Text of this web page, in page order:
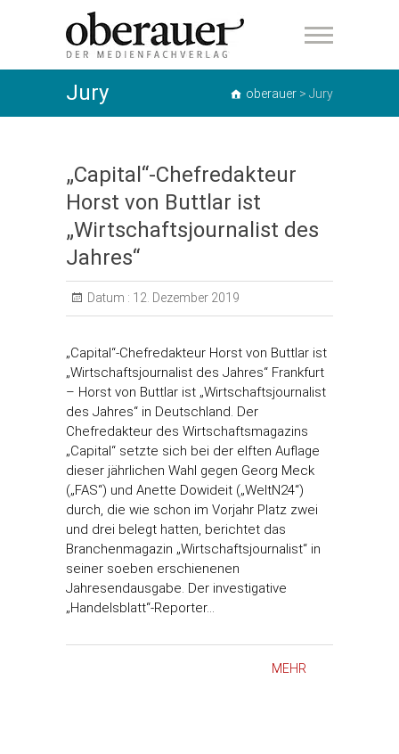
oberauer
Jury oberauer > Jury
„Capital“-Chefredakteur
Horst von Buttlar ist
„Wirtschaftsjournalist des
Jahres“
Datum : 12. Dezember 2019
„Capital“-Chefredakteur Horst von Buttlar ist
„Wirtschaftsjournalist des Jahres“ Frankfurt
– Horst von Buttlar ist „Wirtschaftsjournalist
des Jahres“ in Deutschland. Der
Chefredakteur des Wirtschaftsmagazins
„Capital“ setzte sich bei der elften Auflage
dieser jährlichen Wahl gegen Georg Meck
(„FAS“) und Anette Dowideit („WeltN24“)
durch, die wie schon im Vorjahr Platz zwei
und drei belegt hatten, berichtet das
Branchenmagazin „Wirtschaftsjournalist“ in
seiner soeben erschienenen
Jahresendausgabe. Der investigative
„Handelsblatt“-Reporter…
MEHR